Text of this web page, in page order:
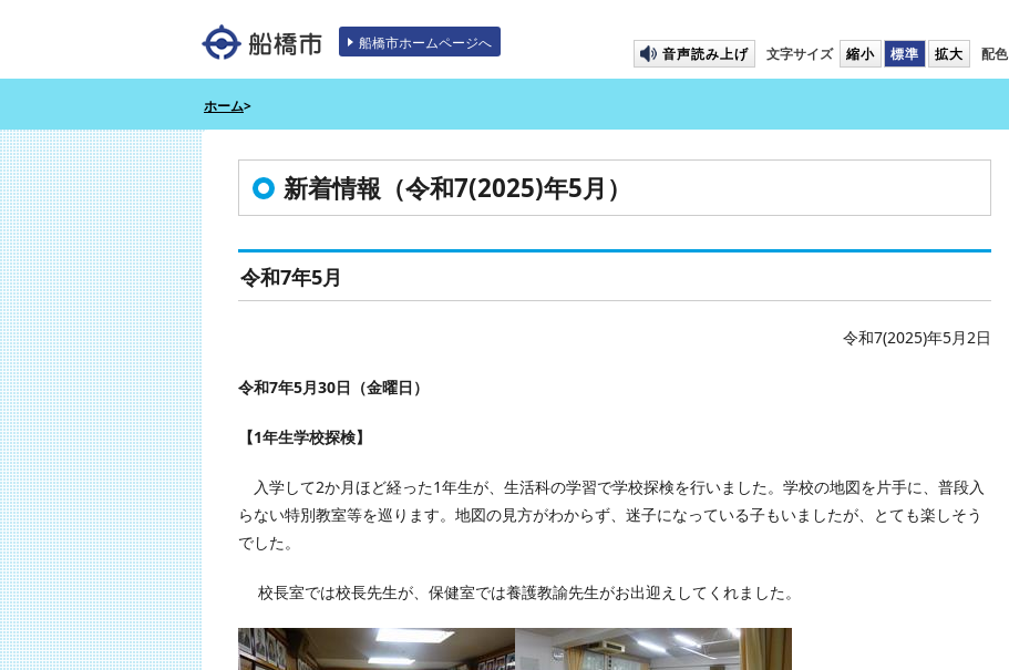
船橋市ホームページへ
音声読み上げ 文字サイズ 縮小 標準 拡大 配色
ホーム>
新着情報（令和7(2025)年5月）
令和7年5月
令和7(2025)年5月2日
令和7年5月30日（金曜日）
【1年生学校探検】
入学して2か月ほど経った1年生が、生活科の学習で学校探検を行いました。学校の地図を片手に、普段入
らない特別教室等を巡ります。地図の見方がわからず、迷子になっている子もいましたが、とても楽しそう
でした。
校長室では校長先生が、保健室では養護教諭先生がお出迎えしてくれました。